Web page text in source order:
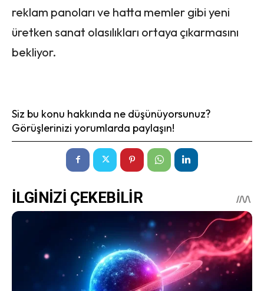
reklam panoları ve hatta memler gibi yeni
üretken sanat olasılıkları ortaya çıkarmasını
bekliyor.
Siz bu konu hakkında ne düşünüyorsunuz?
Görüşlerinizi yorumlarda paylaşın!